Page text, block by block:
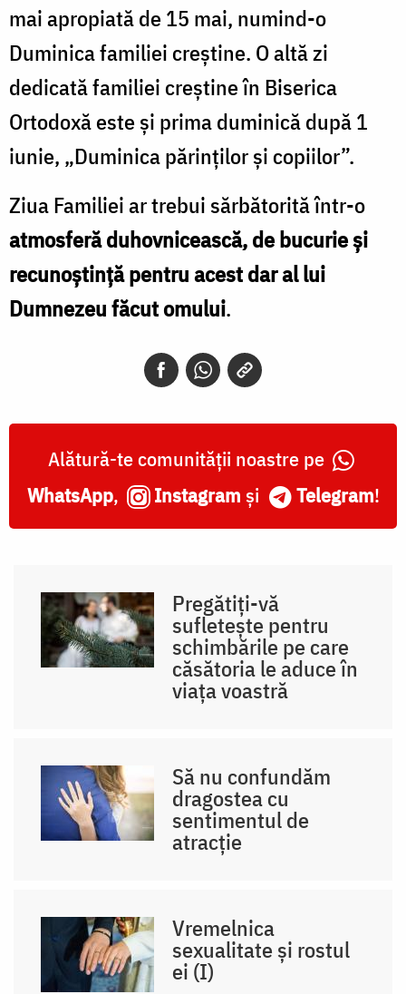
mai apropiată de 15 mai, numind-o
Duminica familiei creștine. O altă zi
dedicată familiei creștine în Biserica
Ortodoxă este și prima duminică după 1
iunie, „Duminica părinților și copiilor”.
Ziua Familiei ar trebui sărbătorită într-o
atmosferă duhovnicească, de bucurie și
recunoștință pentru acest dar al lui
Dumnezeu făcut omului.
Alătură-te comunității noastre pe
WhatsApp, Instagram și Telegram!
Pregătiți-vă
sufletește pentru
schimbările pe care
căsătoria le aduce în
viața voastră
Să nu confundăm
dragostea cu
sentimentul de
atracție
Vremelnica
sexualitate și rostul
ei (I)